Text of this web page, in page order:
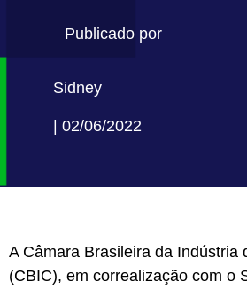
Publicado por
Sidney
| 02/06/2022
A Câmara Brasileira da Indústria
(CBIC), em correalização com o